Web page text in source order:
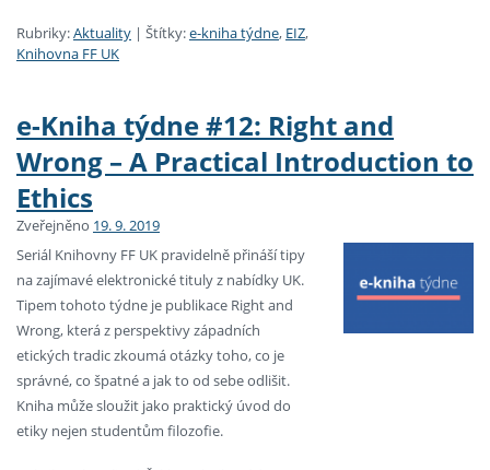
Rubriky:Aktuality | Štítky:e-kniha týdne, EIZ,
Knihovna FF UK
e-Kniha týdne #12: Right and
Wrong – A Practical Introduction to
Ethics
Zveřejněno 19. 9. 2019
Seriál Knihovny FF UK pravidelně přináší tipy
na zajímavé elektronické tituly z nabídky UK.
Tipem tohoto týdne je publikace Right and
Wrong, která z perspektivy západních
etických tradic zkoumá otázky toho, co je
správné, co špatné a jak to od sebe odlišit.
Kniha může sloužit jako praktický úvod do
etiky nejen studentům filozofie.